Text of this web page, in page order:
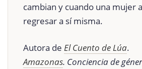
cambian y cuando una mujer
regresar a sí misma.
Autora de El Cuento de Lúa.
Amazonas. Conciencia de